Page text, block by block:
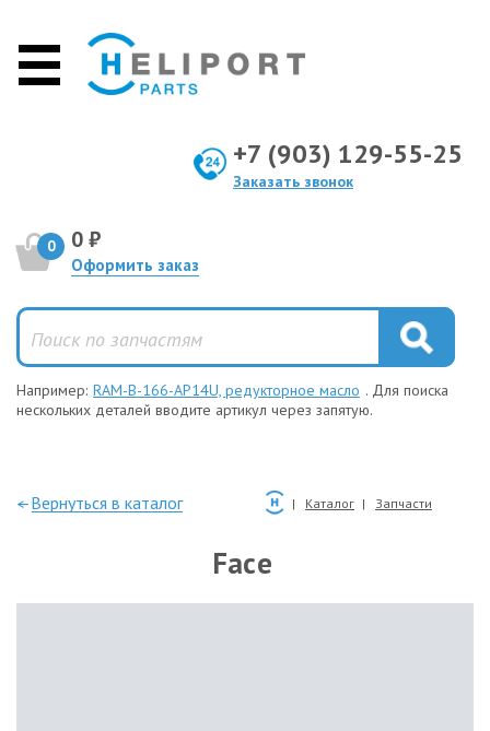
+7 (903) 129-55-25
Заказать звонок
0 0 ₽
Оформить заказ
Например: RAM-B-166-AP14U, редукторное масло . Для поиска
нескольких деталей вводите артикул через запятую.
—Вернуться в каталог Каталог Запчасти
Face